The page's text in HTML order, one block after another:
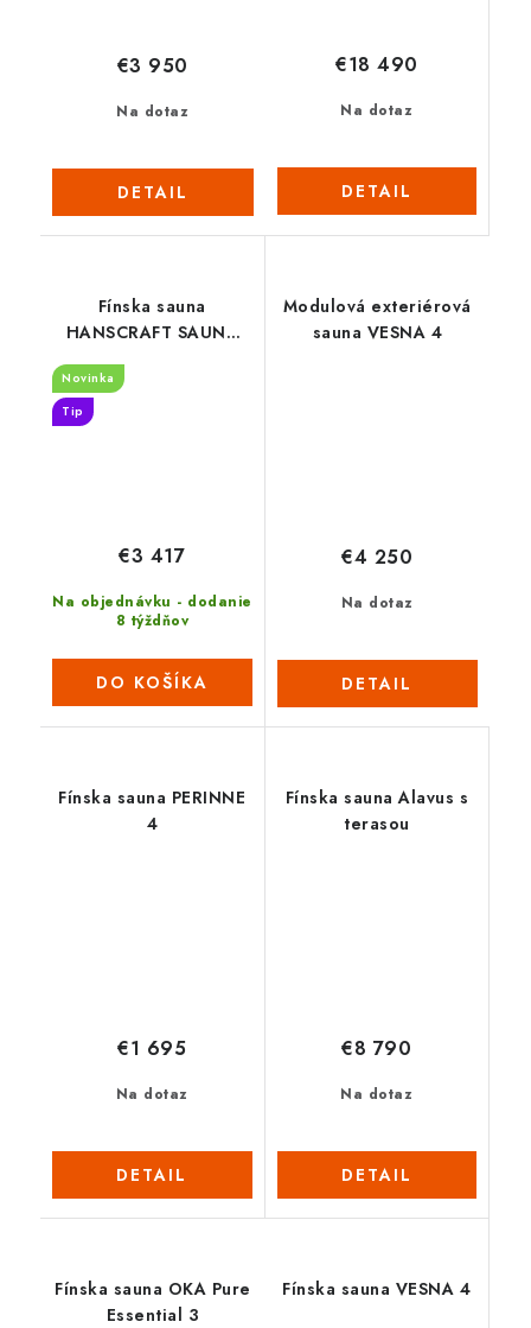
Na dotaz
€3 950
DETAIL
Na dotaz
€18 490
DETAIL
Fínska sauna
HANSCRAFT SAUNA
Novinka
Tip
Na objednávku - dodanie
8 týždňov
€3 417
DO KOŠÍKA
Modulová exteriérová
sauna VESNA 4
Na dotaz
€4 250
DETAIL
Fínska sauna PERINNE
4
Na dotaz
€1 695
DETAIL
Fínska sauna Alavus s
terasou
Na dotaz
€8 790
DETAIL
Fínska sauna OKA Pure
Essential 3
Fínska sauna VESNA 4